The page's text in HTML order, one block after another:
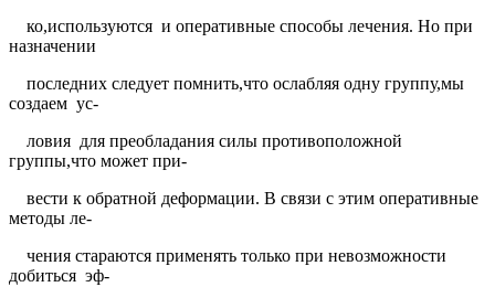
ко,используются и оперативные способы лечения. Но при
назначении
последних следует помнить,что ослабляя одну группу,мы
создаем ус-
ловия для преобладания силы противоположной
группы,что может при-
вести к обратной деформации. В связи с этим оперативные
методы ле-
чения стараются применять только при невозможности
добиться эф-